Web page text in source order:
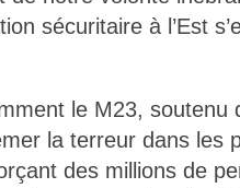
sécuritaire à l’Est
le M23, soutenu
la terreur dans les
des millions de